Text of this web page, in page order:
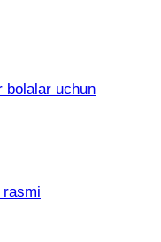
bolalar uchun
rasmi